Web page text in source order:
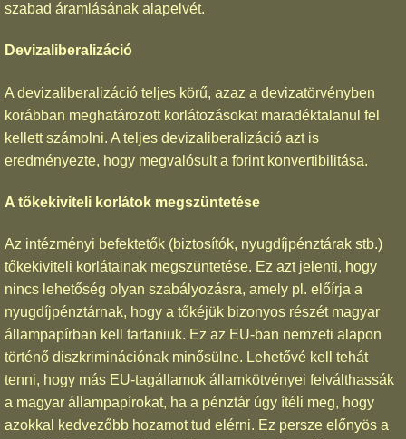
szabad áramlásának alapelvét.
Devizaliberalizáció
A devizaliberalizáció teljes körű, azaz a devizatörvényben
korábban meghatározott korlátozásokat maradéktalanul fel
kellett számolni. A teljes devizaliberalizáció azt is
eredményezte, hogy megvalósult a forint konvertibilitása.
A tőkekiviteli korlátok megszüntetése
Az intézményi befektetők (biztosítók, nyugdíjpénztárak stb.)
tőkekiviteli korlátainak megszüntetése. Ez azt jelenti, hogy
nincs lehetőség olyan szabályozásra, amely pl. előírja a
nyugdíjpénztárnak, hogy a tőkéjük bizonyos részét magyar
állampapírban kell tartaniuk. Ez az EU-ban nemzeti alapon
történő diszkriminációnak minősülne. Lehetővé kell tehát
tenni, hogy más EU-tagállamok államkötvényei felválthassák
a magyar állampapírokat, ha a pénztár úgy ítéli meg, hogy
azokkal kedvezőbb hozamot tud elérni. Ez persze előnyös a